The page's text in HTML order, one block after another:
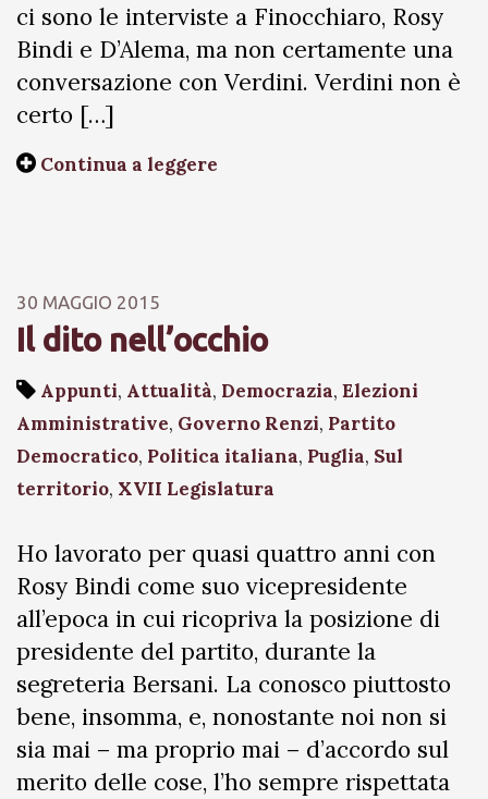
ci sono le interviste a Finocchiaro, Rosy
Bindi e D’Alema, ma non certamente una
conversazione con Verdini. Verdini non è
certo […]
Continua a leggere
30 MAGGIO 2015
Il dito nell’occhio
Appunti, Attualità, Democrazia, Elezioni
Amministrative, Governo Renzi, Partito
Democratico, Politica italiana, Puglia, Sul
territorio, XVII Legislatura
Ho lavorato per quasi quattro anni con
Rosy Bindi come suo vicepresidente
all’epoca in cui ricopriva la posizione di
presidente del partito, durante la
segreteria Bersani. La conosco piuttosto
bene, insomma, e, nonostante noi non si
sia mai – ma proprio mai – d’accordo sul
merito delle cose, l’ho sempre rispettata